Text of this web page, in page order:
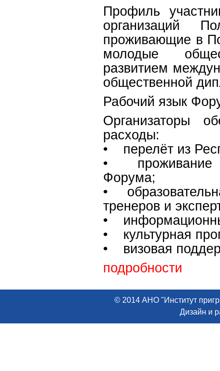
Профиль
организаций
проживающие в
молодые
развитием
общественной
Рабочий язык
Организаторы
расходы:
• перелёт из
• проживание и
Форума;
•
тренеров и
•
• культурная
• визовая
подробности
© 2014 АНО "Институт
Дизайн и